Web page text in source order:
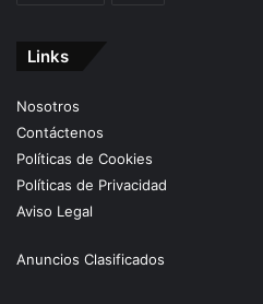
Links
Nosotros
Contáctenos
Políticas de Cookies
Políticas de Privacidad
Aviso Legal
Anuncios Clasificados